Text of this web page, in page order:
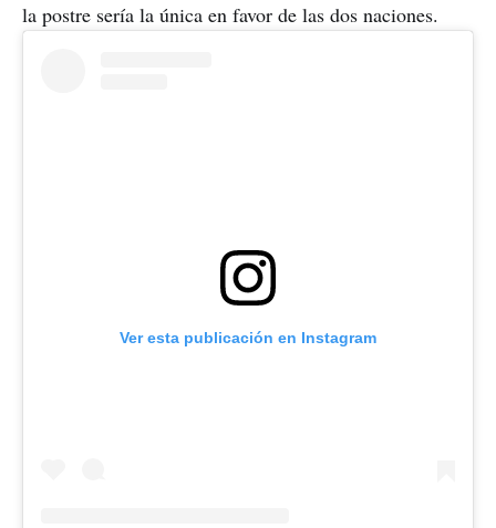
la postre sería la única en favor de las dos naciones.
Ver esta publicación en Instagram